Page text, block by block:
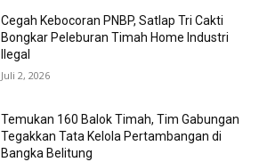
Cegah Kebocoran PNBP, Satlap Tri Cakti
Bongkar Peleburan Timah Home Industri
Ilegal
Juli 2, 2026
Temukan 160 Balok Timah, Tim Gabungan
Tegakkan Tata Kelola Pertambangan di
Bangka Belitung